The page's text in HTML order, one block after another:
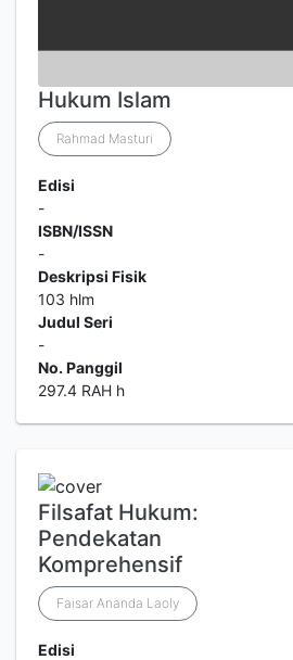
Hukum Islam
Rahmad Masturi
Edisi
-
ISBN/ISSN
-
Deskripsi Fisik
103 hlm
Judul Seri
-
No. Panggil
297.4 RAH h
Filsafat Hukum:
Pendekatan
Komprehensif
Faisar Ananda Laoly
Edisi